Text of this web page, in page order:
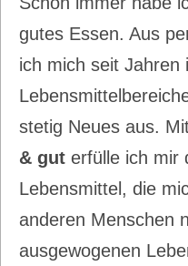
gutes Essen. Aus
ich mich seit Jahren
stetig Neues aus.
& gut erfülle ich mir
Lebensmittel, die
anderen Menschen
ausgewogenen